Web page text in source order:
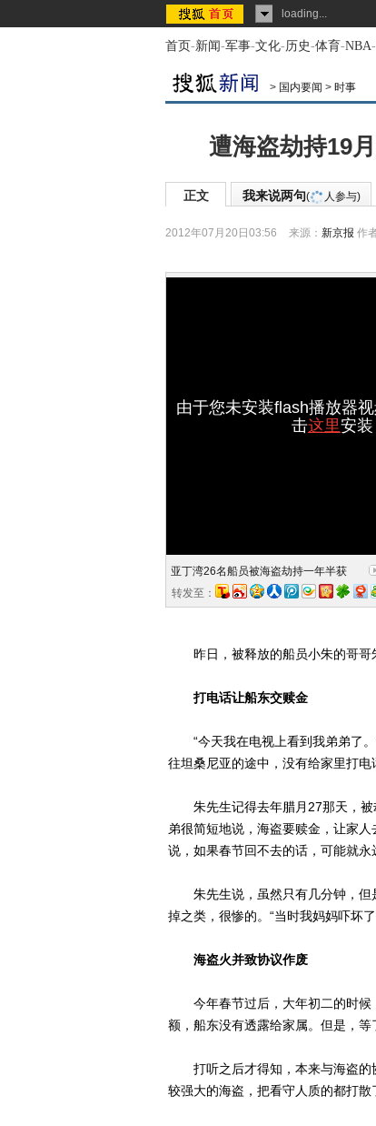
loading...
首页-新闻-军事-文化-历史-体育-NBA-
> 国内要闻 > 时事
遭海盗劫持19
正文 我来说两句( 人参与)
2012年07月20日03:56 来源： 新京报 作
由于您未安装flash播放器
击这里安装
亚丁湾26名船员被海盗劫持一年半获
转发至：
昨日，被释放的船员小朱的哥哥
打电话让船东交赎金
“今天我在电视上看到我弟弟了。
往坦桑尼亚的途中，没有给家里打
朱先生记得去年腊月27那天，被
弟很简短地说，海盗要赎金，让家
说，如果春节回不去的话，可能就永
朱先生说，虽然只有几分钟，但
掉之类，很惨的。“当时我妈妈吓坏
海盗火并致协议作废
今年春节过后，大年初二的时候
额，船东没有透露给家属。但是，等
打听之后才得知，本来与海盗的
较强大的海盗，把看守人质的都打散